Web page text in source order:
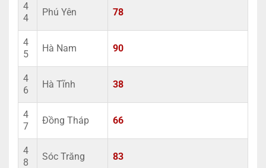
4
4
Phú Yên 78
4
5
Hà Nam 90
4
6
Hà Tĩnh 38
4
7
Đồng Tháp 66
4
8
Sóc Trăng 83